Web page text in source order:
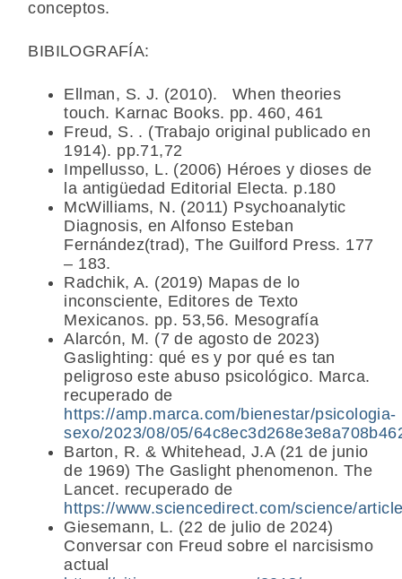
conceptos.
BIBILOGRAFÍA:
Ellman, S. J. (2010). When theories
touch. Karnac Books. pp. 460, 461
Freud, S. . (Trabajo original publicado en
1914). pp.71,72
Impellusso, L. (2006) Héroes y dioses de
la antigüedad Editorial Electa. p.180
McWilliams, N. (2011) Psychoanalytic
Diagnosis, en Alfonso Esteban
Fernández(trad), The Guilford Press. 177
– 183.
Radchik, A. (2019) Mapas de lo
inconsciente, Editores de Texto
Mexicanos. pp. 53,56. Mesografía
Alarcón, M. (7 de agosto de 2023)
Gaslighting: qué es y por qué es tan
peligroso este abuso psicológico. Marca.
recuperado de
https://amp.marca.com/bienestar/psicologia-
sexo/2023/08/05/
Barton, R. & Whitehead, J.A (21 de junio
de 1969) The Gaslight phenomenon. The
Lancet. recuperado de
https://www.sciencedirect.com/science/
Giesemann, L. (22 de julio de 2024)
Conversar con Freud sobre el narcisismo
actual